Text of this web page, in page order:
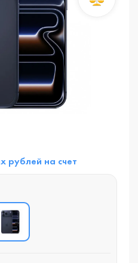
рублей на счет